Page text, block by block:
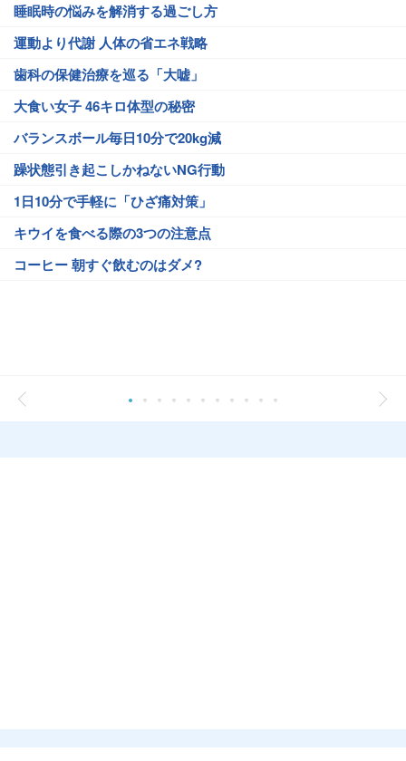
睡眠時の悩みを解消する過ごし方
運動より代謝 人体の省エネ戦略
歯科の保健治療を巡る「大嘘」
大食い女子 46キロ体型の秘密
バランスボール毎日10分で20kg減
躁状態引き起こしかねないNG行動
1日10分で手軽に「ひざ痛対策」
キウイを食べる際の3つの注意点
コーヒー 朝すぐ飲むのはダメ?